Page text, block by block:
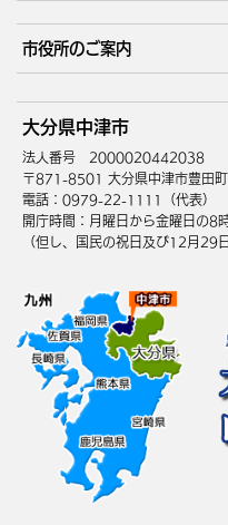
住まい・引越
健康・医療
高齢・介護
サイトマップ
市役所のご案内
庁舎地図
中津市へのアクセス
大分県中津市
法人番号 2000020442038
〒871-8501 大分県中津市豊田
電話：0979-22-1111（代表）
開庁時間：月曜日から金曜日の
（但し、国民の祝日及び12月29